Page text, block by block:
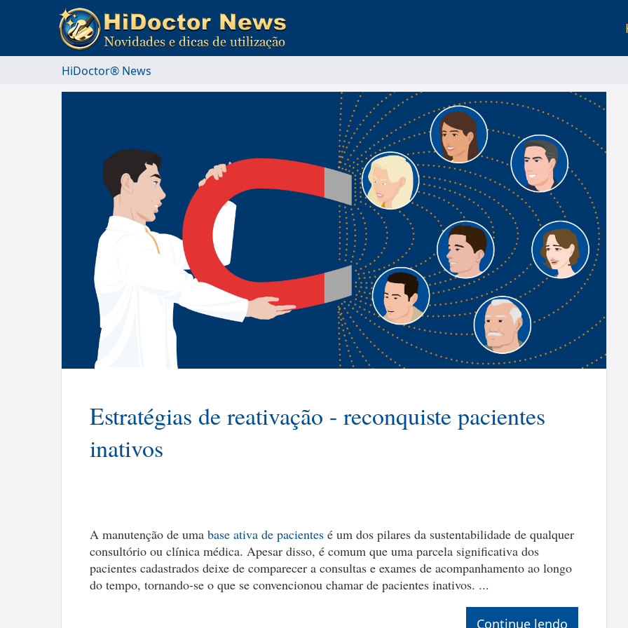
HiDoctor® News
Estratégias de reativação - reconquiste pacientes
inativos
A manutenção de uma base ativa de pacientes é um dos pilares da sustentabilidade de qualquer
consultório ou clínica médica. Apesar disso, é comum que uma parcela significativa dos
pacientes cadastrados deixe de comparecer a consultas e exames de acompanhamento ao longo
do tempo, tornando-se o que se convencionou chamar de pacientes inativos. ...
Continue lendo